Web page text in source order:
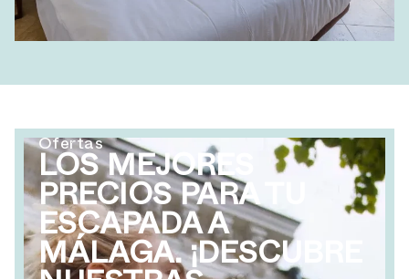
Ofertas
LOS MEJORES
PRECIOS PARA TU
ESCAPADA A
MÁLAGA. ¡DESCUBRE